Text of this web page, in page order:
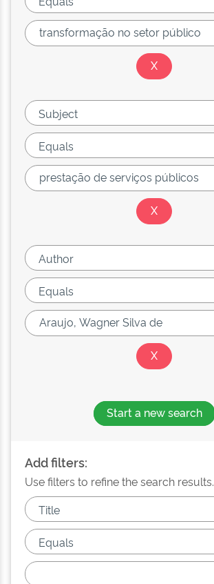
Start a new search
Add filters:
Use filters to refine the search results.